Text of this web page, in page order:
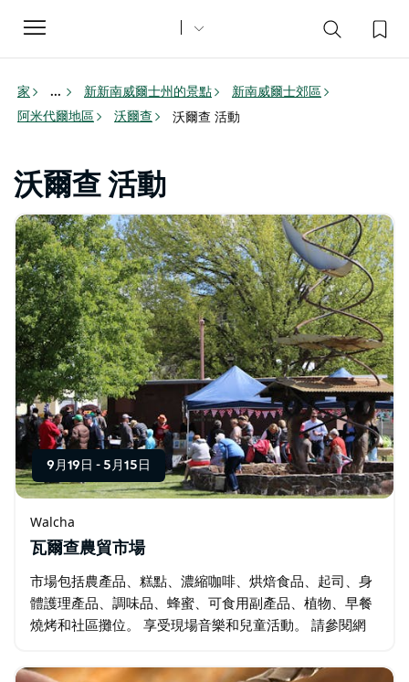
Toggle
navigation
家 ... 新新南威爾士州的景點
新南威爾士郊區
阿米代爾地區
沃爾查 沃爾查 活動
沃爾查 活動
9月19日 - 5月15日
Walcha
瓦爾查農貿市場
市場包括農產品、糕點、濃縮咖啡、烘焙食品、起司、身
體護理產品、調味品、蜂蜜、可食用副產品、植物、早餐
燒烤和社區攤位。 享受現場音樂和兒童活動。 請參閱網